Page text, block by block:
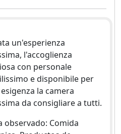
un'esperienza
l'accoglienza
con personale
e disponibile per
la camera
da consigliare a tutti.
observado: Comida